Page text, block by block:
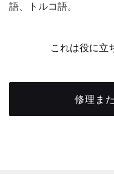
語、トルコ語。
これは役に立
修理ま